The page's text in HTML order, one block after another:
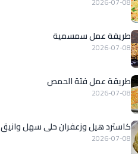
طريقة عمل سمسمية
2026-07-08
طريقة عمل فتة الحمص
2026-07-08
كاسترد هيل وزعفران حلى سهل وانيق
2026-07-08